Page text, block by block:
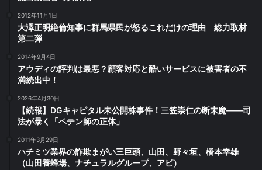
2012年11月1日
大澤正明絶倫知事に群馬県民が怒るこれだけの理由 総力取材
第二弾
2014年9月4日
アウディの評判は最悪？顧客対応と酷いサービスに被害者の不
満続出中！
2026年4月30日
【続報】DGキャピタル未公開株事件！三笠崇仁の断末魔――司
法が暴く「ペテン師の正体」
2011年3月29日
ハチミツ業界の詐欺まがい三巨頭、山田、野々垣、橋本幸雄
（山田養蜂場、ナチュラルグループ、アピ）